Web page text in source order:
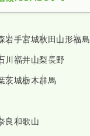
岩手宮城秋田山形福島
川福井山梨長野
茨城栃木群馬
良和歌山